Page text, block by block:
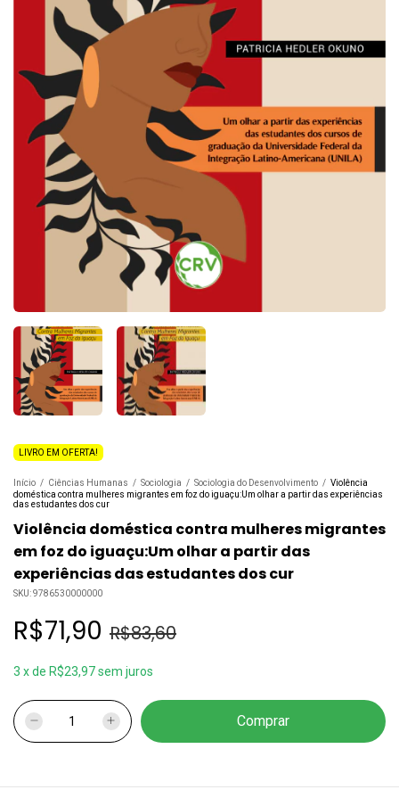
LIVRO EM OFERTA!
Início / Ciências Humanas / Sociologia / Sociologia do Desenvolvimento / Violência
doméstica contra mulheres migrantes em foz do iguaçu:Um olhar a partir das experiências
das estudantes dos cur
Violência doméstica contra mulheres migrantes
em foz do iguaçu:Um olhar a partir das
experiências das estudantes dos cur
SKU:9786530000000
R$71,90 R$83,60
3 xde R$23,97sem juros